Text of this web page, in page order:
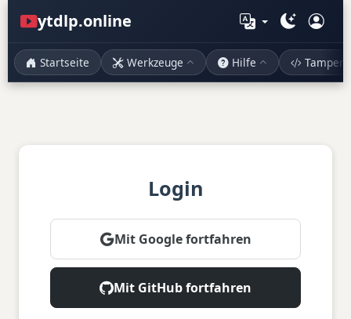
ytdlp.online
Startseite Werkzeuge Hilfe
Login
Mit Google fortfahren
Mit GitHub fortfahren